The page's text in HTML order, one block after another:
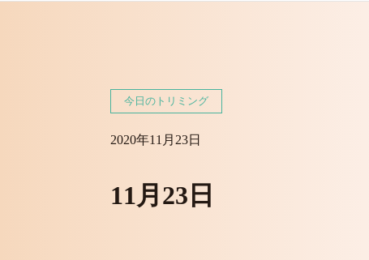
今日のトリミング
2020年11月23日
11月23日